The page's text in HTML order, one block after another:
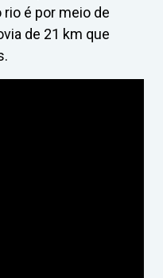
é por meio de
de 21 km que